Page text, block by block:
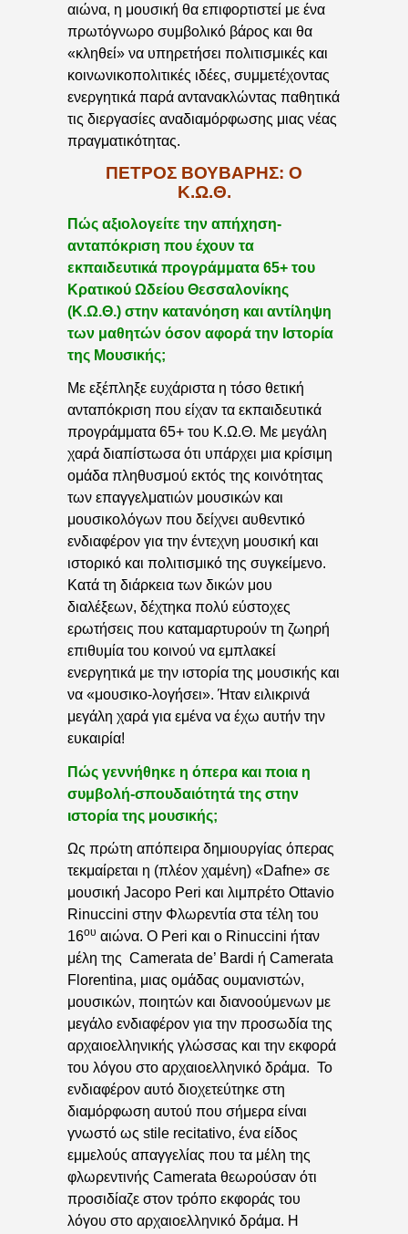
αιώνα, η μουσική θα επιφορτιστεί με ένα
πρωτόγνωρο συμβολικό βάρος και θα
«κληθεί» να υπηρετήσει πολιτισμικές και
κοινωνικοπολιτικές ιδέες, συμμετέχοντας
ενεργητικά παρά αντανακλώντας παθητικά
τις διεργασίες αναδιαμόρφωσης μιας νέας
πραγματικότητας.
ΠΈΤΡΟΣ ΒΟΎΒΑΡΗΣ: Ο
Κ.Ω.Θ.
Πώς αξιολογείτε την απήχηση-
ανταπόκριση που έχουν τα
εκπαιδευτικά προγράμματα 65+ του
Κρατικού Ωδείου Θεσσαλονίκης
(Κ.Ω.Θ.) στην κατανόηση και αντίληψη
των μαθητών όσον αφορά την Ιστορία
της Μουσικής;
Με εξέπληξε ευχάριστα η τόσο θετική
ανταπόκριση που είχαν τα εκπαιδευτικά
προγράμματα 65+ του Κ.Ω.Θ. Με μεγάλη
χαρά διαπίστωσα ότι υπάρχει μια κρίσιμη
ομάδα πληθυσμού εκτός της κοινότητας
των επαγγελματιών μουσικών και
μουσικολόγων που δείχνει αυθεντικό
ενδιαφέρον για την έντεχνη μουσική και
ιστορικό και πολιτισμικό της συγκείμενο.
Κατά τη διάρκεια των δικών μου
διαλέξεων, δέχτηκα πολύ εύστοχες
ερωτήσεις που καταμαρτυρούν τη ζωηρή
επιθυμία του κοινού να εμπλακεί
ενεργητικά με την ιστορία της μουσικής και
να «μουσικο-λογήσει». Ήταν ειλικρινά
μεγάλη χαρά για εμένα να έχω αυτήν την
ευκαιρία!
Πώς γεννήθηκε η όπερα και ποια η
συμβολή-σπουδαιότητά της στην
ιστορία της μουσικής;
Ως πρώτη απόπειρα δημιουργίας όπερας
τεκμαίρεται η (πλέον χαμένη) «Dafne» σε
μουσική Jacopo Peri και λιμπρέτο Ottavio
Rinuccini στην Φλωρεντία στα τέλη του
16ου αιώνα. Ο Peri και ο Rinuccini ήταν
μέλη της Camerata de’ Bardi ή Camerata
Florentina, μιας ομάδας ουμανιστών,
μουσικών, ποιητών και διανοούμενων με
μεγάλο ενδιαφέρον για την προσωδία της
αρχαιοελληνικής γλώσσας και την εκφορά
του λόγου στο αρχαιοελληνικό δράμα. Το
ενδιαφέρον αυτό διοχετεύτηκε στη
διαμόρφωση αυτού που σήμερα είναι
γνωστό ως stile recitativo, ένα είδος
εμμελούς απαγγελίας που τα μέλη της
φλωρεντινής Camerata θεωρούσαν ότι
προσιδίαζε στον τρόπο εκφοράς του
λόγου στο αρχαιοελληνικό δράμα. Η